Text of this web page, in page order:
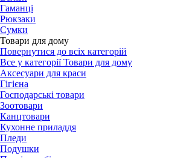
Гаманці
Рюкзаки
Сумки
Товари для дому
Повернутися до всіх категорій
Все у категорії Товари для дому
Аксесуари для краси
Гігієна
Господарські товари
Зоотовари
Канцтовари
Кухонне приладдя
Пледи
Подушки